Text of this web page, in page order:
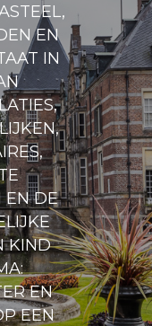
EN
IN
EN DE
KIND
EN
EEN